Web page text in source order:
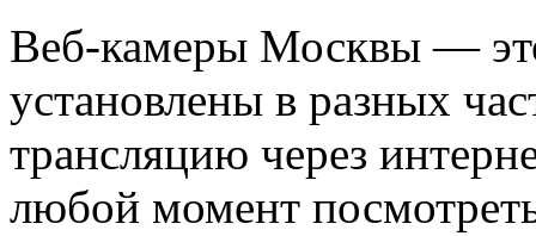
Веб-камеры Москвы —
установлены в разных
трансляцию через
любой момент